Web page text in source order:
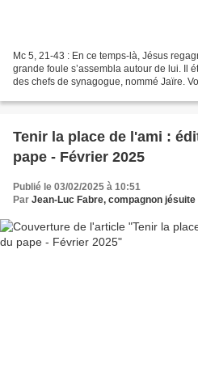
Mc 5, 21-43 : En ce temps-là, Jésus
grande foule s’assembla autour de lui. Il
des chefs de synagogue, nommé Jaïre.
Tenir la place de l'ami :
pape - Février 2025
Publié le 03/02/2025 à 10:51
Par Jean-Luc Fabre, compagnon jésuite